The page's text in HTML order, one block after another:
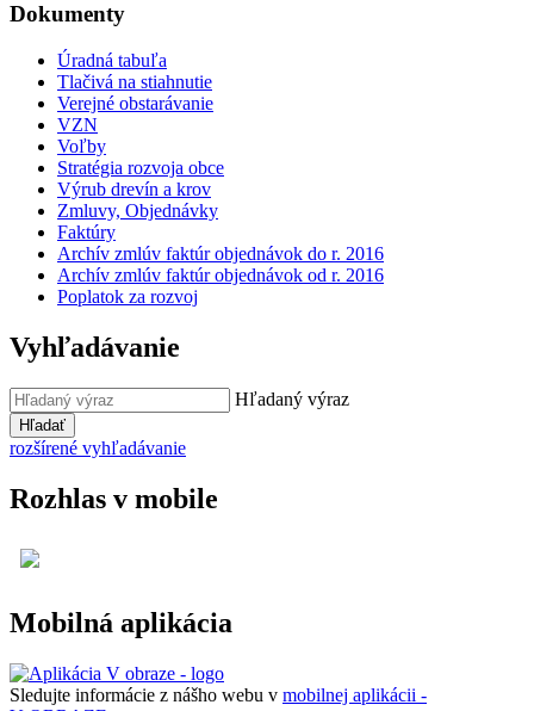
Dokumenty
Úradná tabuľa
Tlačivá na stiahnutie
Verejné obstarávanie
VZN
Voľby
Stratégia rozvoja obce
Výrub drevín a krov
Zmluvy, Objednávky
Faktúry
Archív zmlúv faktúr objednávok do r. 2016
Archív zmlúv faktúr objednávok od r. 2016
Poplatok za rozvoj
Vyhľadávanie
Hľadaný výraz
Hľadať
rozšírené vyhľadávanie
Rozhlas v mobile
Mobilná aplikácia
Sledujte informácie z nášho webu v mobilnej aplikácii -